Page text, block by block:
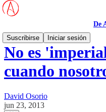
De
Suscribirse
Iniciar sesión
No es
cuando
David Osorio
jun 23, 2013